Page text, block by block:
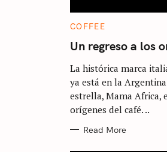
C
T
E
O
I
E
S
COFFEE
Un regreso a los
La histórica marca
ya está en la
estrella, Mama Africa,
orígenes del café. ..
Read More